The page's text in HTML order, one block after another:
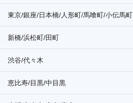
東京/銀座/日本橋/人形町/馬喰町/小伝馬町
新橋/浜松町/田町
渋谷/代々木
恵比寿/目黒/中目黒